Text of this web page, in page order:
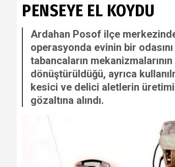
PENSEYE EL KOYDU
Ardahan Posof ilçe
operasyonda evinin bir
tabancaların
dönüştürüldüğü, ayrıca
kesici ve delici aletlerin
gözaltına alındı.